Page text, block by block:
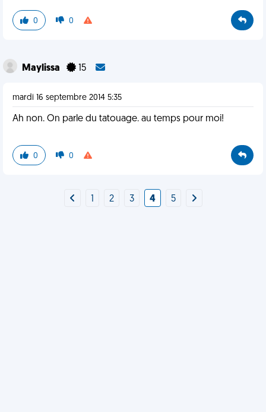
0 0
Maylissa 15
mardi 16 septembre 2014 5:35
Ah non. On parle du tatouage. au temps pour moi!
0 0
2 3 4 5